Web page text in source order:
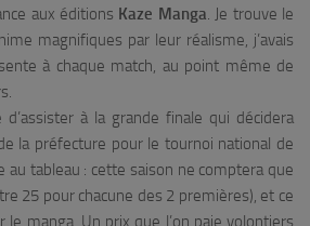
aux éditions Kaze Manga. Je trouve le
magnifiques par leur réalisme, j’avais
à chaque match, au point même de
d’assister à la grande finale qui décidera
la préfecture pour le tournoi national de
au tableau : cette saison ne comptera que
25 pour chacune des 2 premières), et ce
le manga. Un prix que l’on paie volontiers